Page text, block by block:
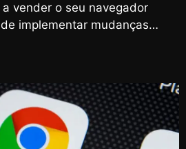
vender o seu navegador
implementar mudanças
digital para corrigir